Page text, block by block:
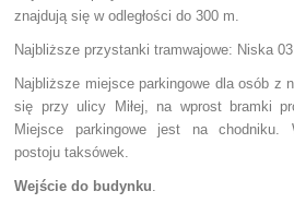
znajdują się w odległości do 300 m.
Najbliższe przystanki tramwajowe: Niska 03
Najbliższe miejsce parkingowe dla osób z
się przy ulicy Miłej, na wprost bramki
Miejsce parkingowe jest na
postoju taksówek.
Wejście do budynku